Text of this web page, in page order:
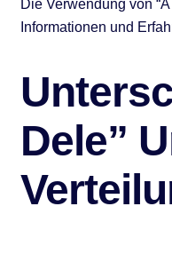
Die Verwendung von
Informationen und
Dele”